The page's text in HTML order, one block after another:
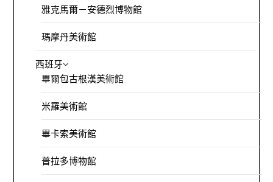
雅克馬爾－安德烈博物館
瑪摩丹美術館
西班牙
畢爾包古根漢美術館
米羅美術館
畢卡索美術館
普拉多博物館